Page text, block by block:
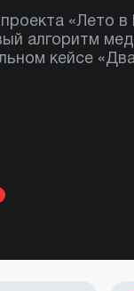
«Лето в
алгоритм
кейсе